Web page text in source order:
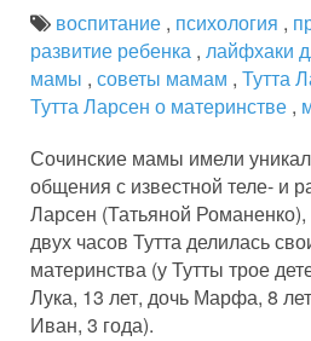
воспитание , психология ,
развитие ребенка , лайфхаки
мамы , советы мамам , Тутта
Тутта Ларсен о материнстве ,
Сочинские мамы имели
общения с известной теле- и
Ларсен (Татьяной
двух часов Тутта делилась
материнства (у Тутты трое
Лука, 13 лет, дочь Марфа, 8
Иван, 3 года).